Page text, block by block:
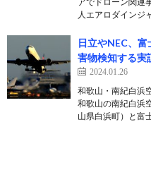
人エアロダインジ
日立やNEC、
害物検知する実
2024.01.26
和歌山・南紀白浜
和歌山の南紀白浜
山県白浜町）と富